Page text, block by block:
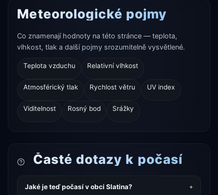
Meteorologické pojmy
Co znamenají hodnoty na této stránce — teplota,
vlhkost, tlak a další pojmy srozumitelně vysvětlené.
Teplota vzduchu Relativní vlhkost
Atmosférický tlak Rychlost větru UV index
Viditelnost Rosný bod Srážky
Časté dotazy k počasí
Jaké je teď počasí v obci Slatina?